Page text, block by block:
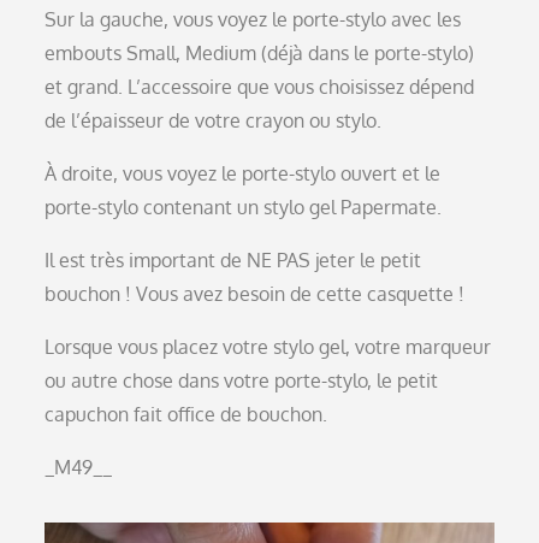
Sur la gauche, vous voyez le porte-stylo avec les
embouts Small, Medium (déjà dans le porte-stylo)
et grand. L’accessoire que vous choisissez dépend
de l’épaisseur de votre crayon ou stylo.
À droite, vous voyez le porte-stylo ouvert et le
porte-stylo contenant un stylo gel Papermate.
Il est très important de NE PAS jeter le petit
bouchon ! Vous avez besoin de cette casquette !
Lorsque vous placez votre stylo gel, votre marqueur
ou autre chose dans votre porte-stylo, le petit
capuchon fait office de bouchon.
_M49__